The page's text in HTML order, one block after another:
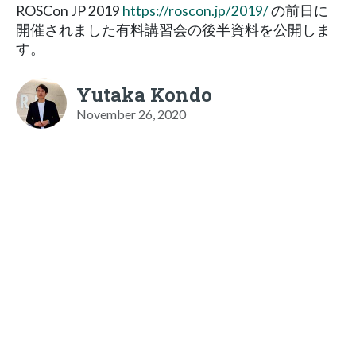
ROSCon JP 2019 https://roscon.jp/2019/の前日に
開催されました有料講習会の後半資料を公開しま
す。
Yutaka Kondo
November 26, 2020